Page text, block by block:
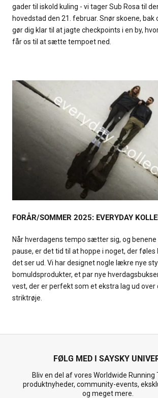
gader til iskold kuling - vi tager Sub Rosa til
hovedstad den 21. februar. Snør skoene, bak
gør dig klar til at jagte checkpoints i en by,
får os til at sætte tempoet ned.
FORÅR/SOMMER 2025: EVERYDAY
Når hverdagens tempo sætter sig, og
pause, er det tid til at hoppe i noget, der føles
det ser ud. Vi har designet nogle lækre nye
bomuldsprodukter, et par nye
vest, der er perfekt som et ekstra lag ud over
striktrøje.
FØLG MED I SAYSKY
Bliv en del af vores Worldwide Running
produktnyheder, community-events,
og meget mere.